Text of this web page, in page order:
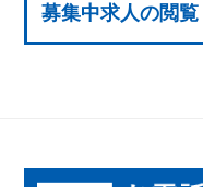
募集中求人の閲